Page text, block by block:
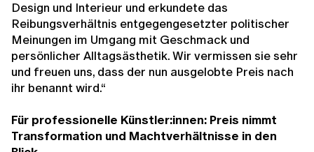
Design und Interieur und erkundete das
Reibungsverhältnis entgegengesetzter politischer
Meinungen im Umgang mit Geschmack und
persönlicher Alltagsästhetik. Wir vermissen sie sehr
und freuen uns, dass der nun ausgelobte Preis nach
ihr benannt wird.“
Für professionelle Künstler:innen: Preis nimmt
Transformation und Machtverhältnisse in den